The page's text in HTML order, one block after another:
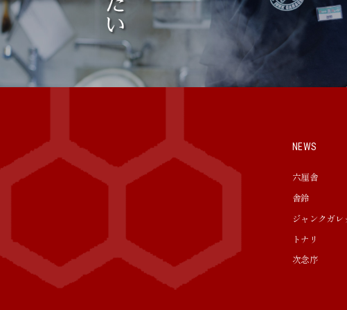
NEWS
六厘舎
舎鈴
ジャンクガレ
トナリ
次念序